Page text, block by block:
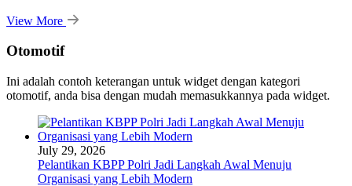
View More
Otomotif
Ini adalah contoh keterangan untuk widget dengan kategori
otomotif, anda bisa dengan mudah memasukkannya pada widget.
July 29, 2026
Pelantikan KBPP Polri Jadi Langkah Awal Menuju
Organisasi yang Lebih Modern